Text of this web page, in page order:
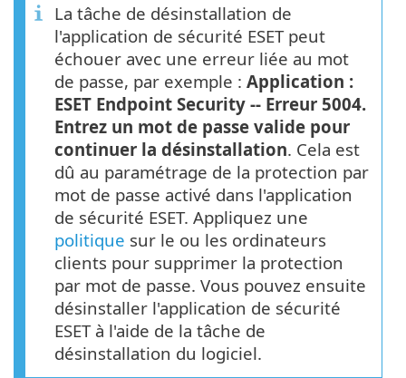
La tâche de désinstallation de
l'application de sécurité ESET peut
échouer avec une erreur liée au mot
de passe, par exemple : Application :
ESET Endpoint Security -- Erreur 5004.
Entrez un mot de passe valide pour
continuer la désinstallation. Cela est
dû au paramétrage de la protection par
mot de passe activé dans l'application
de sécurité ESET. Appliquez une
politique sur le ou les ordinateurs
clients pour supprimer la protection
par mot de passe. Vous pouvez ensuite
désinstaller l'application de sécurité
ESET à l'aide de la tâche de
désinstallation du logiciel.